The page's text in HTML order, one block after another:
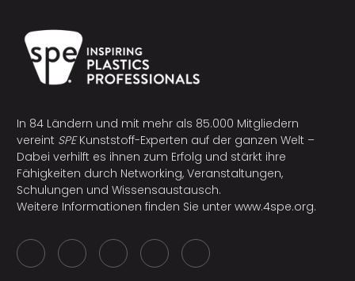
In 84 Ländern und mit mehr als 85.000 Mitgliedern
vereint SPEKunststoff-Experten auf der ganzen Welt –
Dabei verhilft es ihnen zum Erfolg und stärkt ihre
Fähigkeiten durch Networking, Veranstaltungen,
Schulungen und Wissensaustausch.
Weitere Informationen finden Sie unter www.4spe.org.